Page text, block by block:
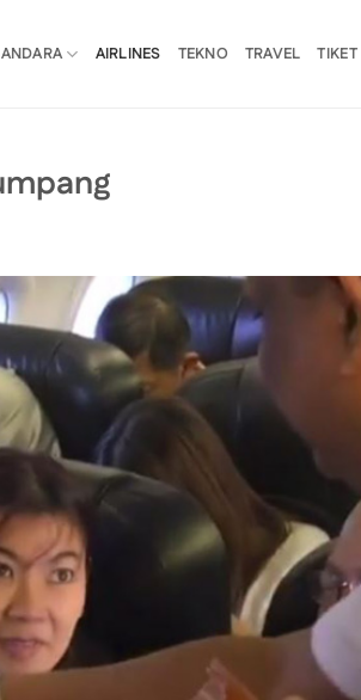
AIRLINES TEKNO TRAVEL TIKET